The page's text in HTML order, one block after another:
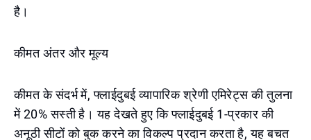
है।
कीमत अंतर और मूल्य
कीमत के संदर्भ में, फ्लाईदुबई व्यापारिक श्रेणी एमिरेट्स की तुलना
में 20% सस्ती है। यह देखते हुए कि फ्लाईदुबई 1-प्रकार की
अनूठी सीटों को बुक करने का विकल्प प्रदान करता है, यह बचत